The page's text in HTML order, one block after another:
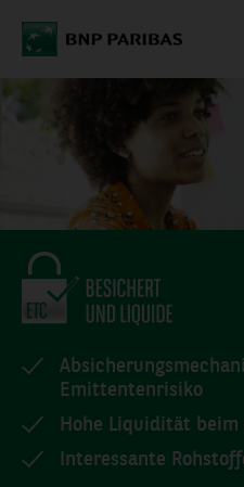
Emittentenrisiko
Hohe Liquidität beim
Interessante